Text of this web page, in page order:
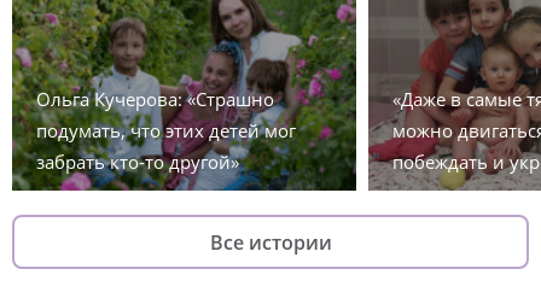
Ольга Кучерова: «Страшно
подумать, что этих детей мог
забрать кто-то другой»
«Даже в самые
можно
побеждать и
Все истории